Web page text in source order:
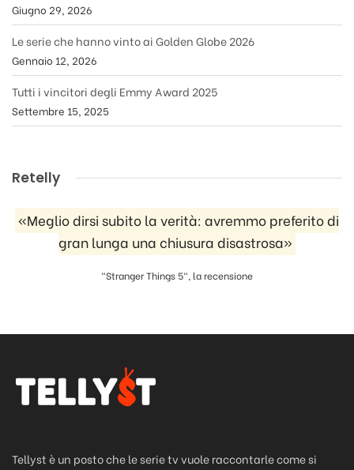
Giugno 29, 2026
Le serie che hanno vinto ai Golden Globe 2026
Gennaio 12, 2026
Tutti i vincitori degli Emmy Award 2025
Settembre 15, 2025
Retelly
«Meglio dirsi subito la verità: avremmo preferito di
gran lunga una chiusura disastrosa»
"Stranger Things 5", la recensione
Tellyst è un posto che le serie tv vuole raccontarle come si